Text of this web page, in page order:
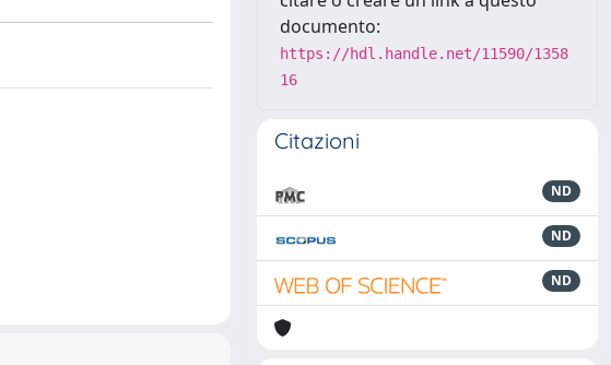
documento:
https://hdl.handle.net/11590/1358
16
Citazioni
ND
ND
ND